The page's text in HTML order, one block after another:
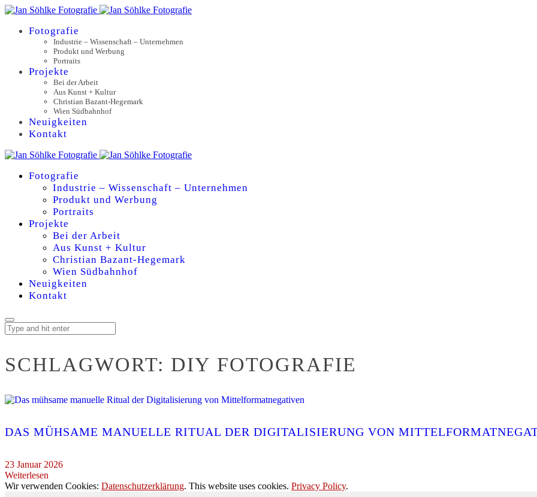
Fotografie
Industrie – Wissenschaft – Unternehmen
Produkt und Werbung
Portraits
Projekte
Bei der Arbeit
Aus Kunst + Kultur
Christian Bazant-Hegemark
Wien Südbahnhof
Neuigkeiten
Kontakt
Fotografie
Industrie – Wissenschaft – Unternehmen
Produkt und Werbung
Portraits
Projekte
Bei der Arbeit
Aus Kunst + Kultur
Christian Bazant-Hegemark
Wien Südbahnhof
Neuigkeiten
Kontakt
SCHLAGWORT: DIY FOTOGRAFIE
DAS MÜHSAME MANUELLE RITUAL DER DIGITALISIERUNG VON
23 Januar 2026
Weiterlesen
Wir verwenden Cookies: Datenschutzerklärung. This website uses cookies. Privacy Policy.